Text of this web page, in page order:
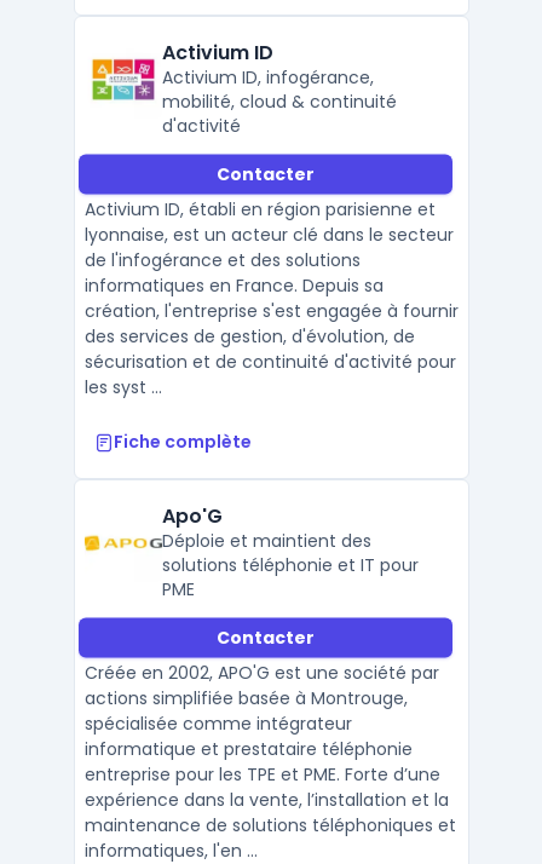
Activium ID
Activium ID, infogérance,
mobilité, cloud & continuité
d'activité
Contacter
Activium ID, établi en région parisienne et
lyonnaise, est un acteur clé dans le secteur
de l'infogérance et des solutions
informatiques en France. Depuis sa
création, l'entreprise s'est engagée à fournir
des services de gestion, d'évolution, de
sécurisation et de continuité d'activité pour
les syst ...
Fiche complète
Apo'G
Déploie et maintient des
solutions téléphonie et IT pour
PME
Contacter
Créée en 2002, APO'G est une société par
actions simplifiée basée à Montrouge,
spécialisée comme intégrateur
informatique et prestataire téléphonie
entreprise pour les TPE et PME. Forte d’une
expérience dans la vente, l’installation et la
maintenance de solutions téléphoniques et
informatiques, l'en ...